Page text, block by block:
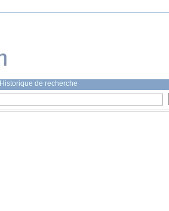
Historique de recherche